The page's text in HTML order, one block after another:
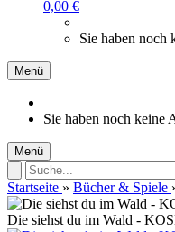
0,00 €
Sie haben noch
Menü
Sie haben noch keine
Menü
Startseite » Bücher & Spiele
Die siehst du im Wald -